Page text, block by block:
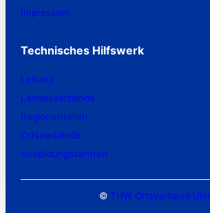
Impressum
Technisches Hilfswerk
Leitung
Landesverbände
Regionalstellen
Ortsverbände
Ausbildungszentren
© THW Ortsverband Ulm